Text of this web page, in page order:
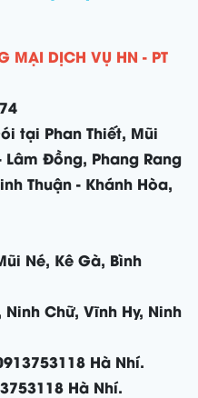
MẠI DỊCH VỤ HN - PT
tại Phan Thiết, Mũi
Lâm Đồng, Phang Rang
Thuận - Khánh Hòa,
Né, Kê Gà, Bình
Chữ, Vĩnh Hy, Ninh
Hà Nhí.
Hà Nhí.